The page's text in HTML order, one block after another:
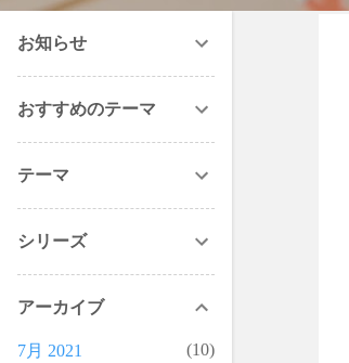
稿
お知らせ
おすすめのテーマ
テーマ
シリーズ
アーカイブ
7月 2021 10